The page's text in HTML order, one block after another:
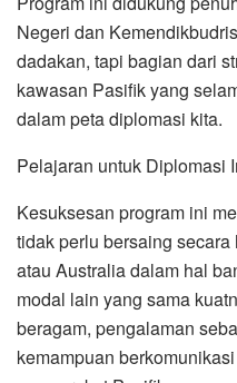
Negeri dan
dadakan, tapi bagian dari
kawasan Pasifik yang
dalam peta diplomasi kita.
Pelajaran untuk Diplomasi
Kesuksesan program ini
tidak perlu bersaing
atau Australia dalam hal
modal lain yang sama
beragam, pengalaman
kemampuan